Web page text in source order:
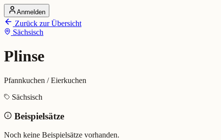
Startseite
Alle Dialekte
Dialekte vergleichen
Ranking
Plinse (Sächsisch)
Bedeutung: Pfannkuchen / Eierkuchen
Eingereicht von: Mundwerk Team
Anmelden
Zurück zur Übersicht
Sächsisch
Plinse
Pfannkuchen / Eierkuchen
Sächsisch
Beispielsätze
Noch keine Beispielsätze vorhanden.